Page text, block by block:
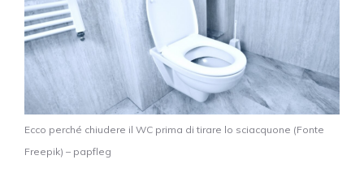
Ecco perché chiudere il WC prima di tirare lo sciacquone (Fonte
Freepik) – papfleg